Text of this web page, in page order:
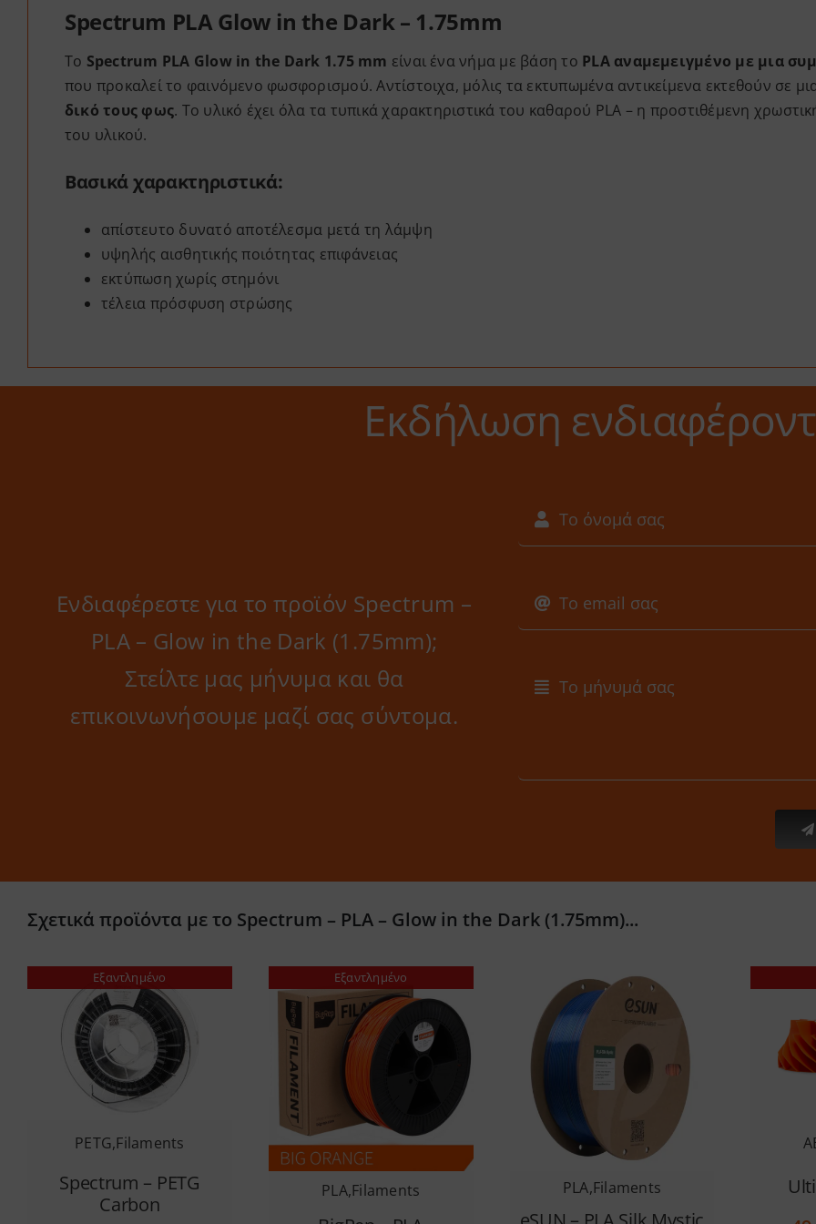
Spectrum PLA Glow in the Dark – 1.75mm
Το Spectrum PLA Glow in the Dark 1.75 mm είναι ένα νήμα με βάση το PLA αναμεμειγμένο με μια
που προκαλεί το φαινόμενο φωσφορισμού. Αντίστοιχα, μόλις τα εκτυπωμένα αντικείμενα εκτεθούν σε
δικό τους φως. Το υλικό έχει όλα τα τυπικά χαρακτηριστικά του καθαρού PLA – η προστιθέμενη
του υλικού.
Βασικά χαρακτηριστικά:
απίστευτο δυνατό αποτέλεσμα μετά τη λάμψη
υψηλής αισθητικής ποιότητας επιφάνειας
εκτύπωση χωρίς στημόνι
τέλεια πρόσφυση στρώσης
Εκδήλωση
Ενδιαφέρεστε για το προϊόν Spectrum –
PLA – Glow in the Dark (1.75mm);
Στείλτε μας μήνυμα και θα
επικοινωνήσουμε μαζί σας σύντομα.
Σχετικά προϊόντα με το Spectrum – PLA – Glow in the Dark (1.75mm)...
Εξαντλημένο
PETG,Filaments
Spectrum – PETG
Carbon
Εξαντλημένο
PLA,Filaments PLA,Filaments